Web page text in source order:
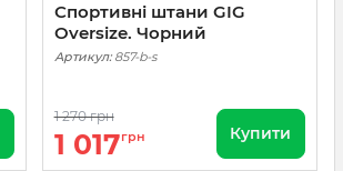
Спортивні штани GIG
Oversize. Чорний
Артикул:857-b-s
1 270 грн
1 017грн Купити